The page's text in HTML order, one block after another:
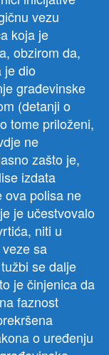
vezu
koja je
obzirom da,
je dio
građevinske
(detanji o
tome priloženi,
ne
zašto je,
izdata
ova polisa ne
je učestvovalo
niti u
sa
se dalje
je činjenica da
faznost
o uređenju